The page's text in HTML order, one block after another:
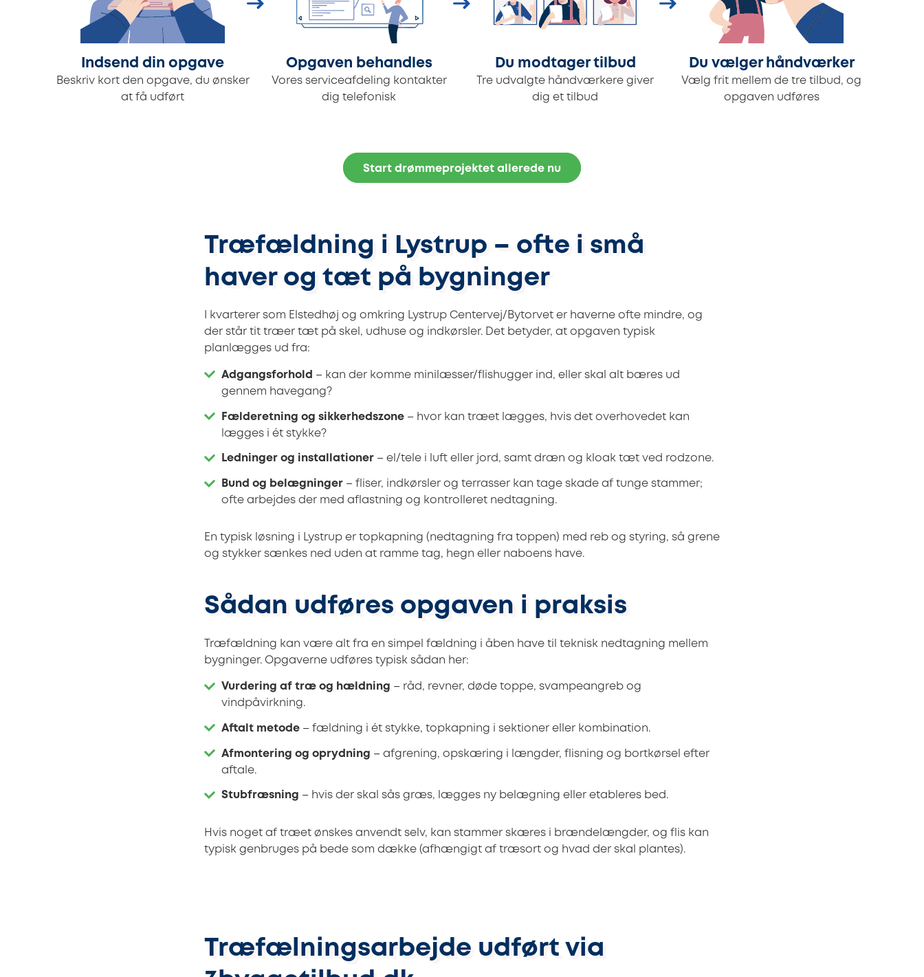
Indsend din opgave
Beskriv kort den opgave, du ønsker
at få udført
Opgaven behandles
Vores serviceafdeling kontakter
dig telefonisk
Du modtager tilbud
Tre udvalgte håndværkere giver
dig et tilbud
Du vælger håndværker
Vælg frit mellem de tre tilbud, og
opgaven udføres
Start drømmeprojektet allerede nu
Træfældning i Lystrup – ofte i små
haver og tæt på bygninger
I kvarterer som Elstedhøj og omkring Lystrup Centervej/Bytorvet er haverne ofte mindre, og
der står tit træer tæt på skel, udhuse og indkørsler. Det betyder, at opgaven typisk
planlægges ud fra:
Adgangsforhold – kan der komme minilæsser/flishugger ind, eller skal alt bæres ud
gennem havegang?
Fælderetning og sikkerhedszone – hvor kan træet lægges, hvis det overhovedet kan
lægges i ét stykke?
Ledninger og installationer – el/tele i luft eller jord, samt dræn og kloak tæt ved rodzone.
Bund og belægninger – fliser, indkørsler og terrasser kan tage skade af tunge stammer;
ofte arbejdes der med aflastning og kontrolleret nedtagning.
En typisk løsning i Lystrup er topkapning (nedtagning fra toppen) med reb og styring, så grene
og stykker sænkes ned uden at ramme tag, hegn eller naboens have.
Sådan udføres opgaven i praksis
Træfældning kan være alt fra en simpel fældning i åben have til teknisk nedtagning mellem
bygninger. Opgaverne udføres typisk sådan her:
Vurdering af træ og hældning – råd, revner, døde toppe, svampeangreb og
vindpåvirkning.
Aftalt metode – fældning i ét stykke, topkapning i sektioner eller kombination.
Afmontering og oprydning – afgrening, opskæring i længder, flisning og bortkørsel efter
aftale.
Stubfræsning – hvis der skal sås græs, lægges ny belægning eller etableres bed.
Hvis noget af træet ønskes anvendt selv, kan stammer skæres i brændelængder, og flis kan
typisk genbruges på bede som dække (afhængigt af træsort og hvad der skal plantes).
Træfælningsarbejde udført via